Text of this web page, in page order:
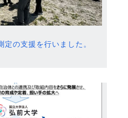
定の支援を行いました。